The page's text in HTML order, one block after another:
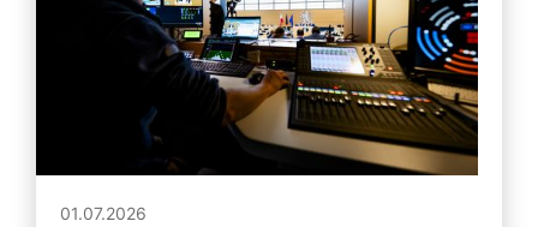
01.07.2026